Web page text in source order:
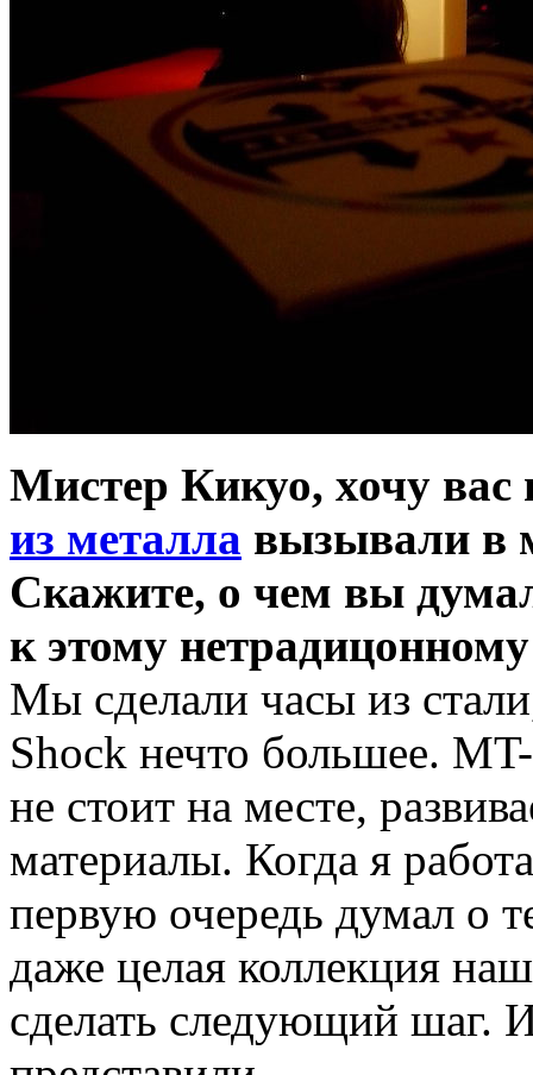
Мистер Кикуо, хочу вас
из металла вызывали в
Скажите, о чем вы
к этому
Мы сделали часы из
Shock нечто большее.
не стоит на месте,
материалы. Когда я
первую очередь думал о
даже целая коллекция
сделать следующий шаг.